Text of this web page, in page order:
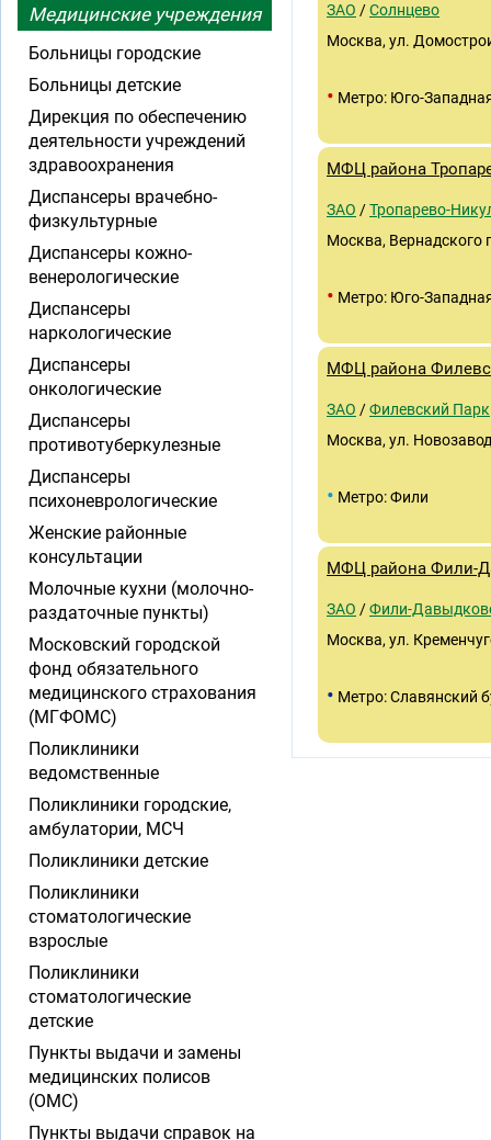
ЗАО /Солнцево
Москва, ул.
• Метро: Юго-
МФЦ района
ЗАО /Тропарево-
Москва, Вернадского
• Метро: Юго-
МФЦ района
ЗАО /Филевский Парк
Москва, ул.
• Метро: Фили
МФЦ района Фили-
ЗАО /Фили-
Москва, ул.
• Метро: Славянский
Медицинские учреждения
Больницы городские
Больницы детские
Дирекция по обеспечению
деятельности учреждений
здравоохранения
Диспансеры врачебно-
физкультурные
Диспансеры кожно-
венерологические
Диспансеры
наркологические
Диспансеры
онкологические
Диспансеры
противотуберкулезные
Диспансеры
психоневрологические
Женские районные
консультации
Молочные кухни (молочно-
раздаточные пункты)
Московский городской
фонд обязательного
медицинского страхования
(МГФОМС)
Поликлиники
ведомственные
Поликлиники городские,
амбулатории, МСЧ
Поликлиники детские
Поликлиники
стоматологические
взрослые
Поликлиники
стоматологические
детские
Пункты выдачи и замены
медицинских полисов
(ОМС)
Пункты выдачи справок на